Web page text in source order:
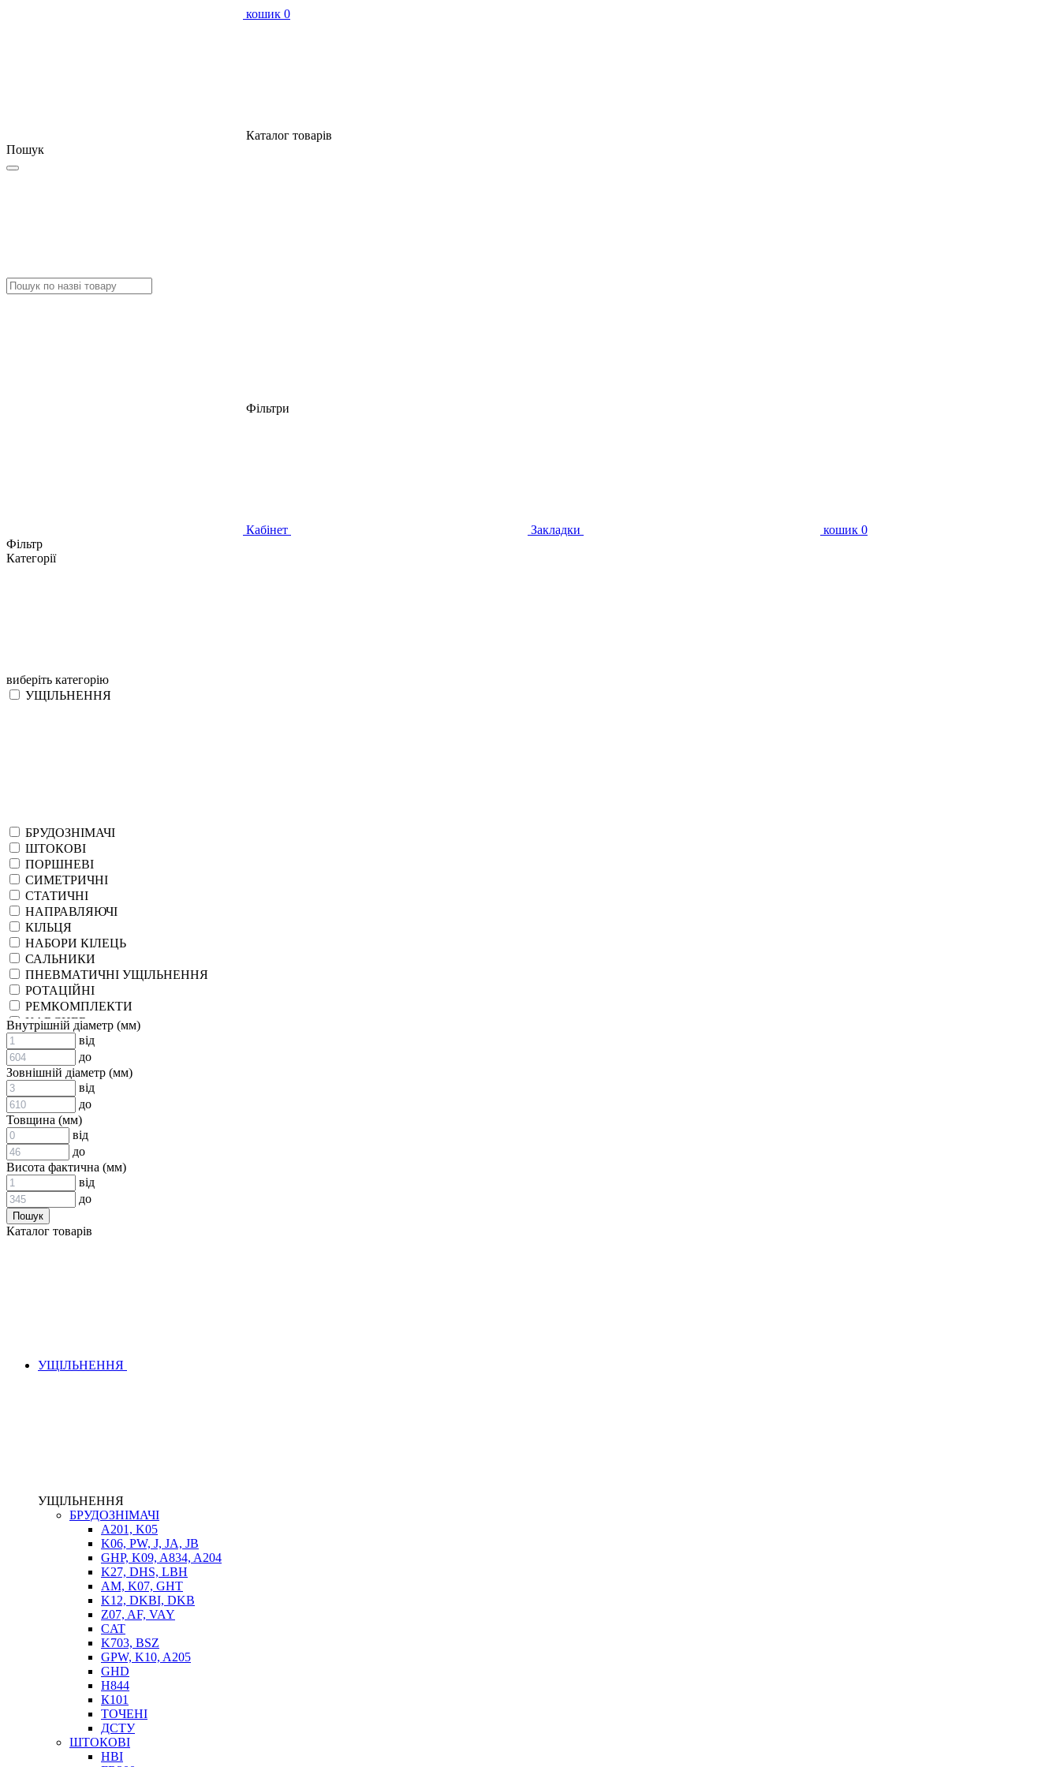
кошик 0
Каталог товарів
Пошук
Фільтри
Кабінет Закладки кошик 0
Фільтр
Категорії
виберіть категорію
УЩІЛЬНЕННЯ
БРУДОЗНІМАЧІ
ШТОКОВІ
ПОРШНЕВІ
СИМЕТРИЧНІ
СТАТИЧНІ
НАПРАВЛЯЮЧІ
КІЛЬЦЯ
НАБОРИ КІЛЕЦЬ
САЛЬНИКИ
ПНЕВМАТИЧНІ УЩІЛЬНЕННЯ
РОТАЦІЙНІ
РЕМКОМПЛЕКТИ
KARCHER
EPDM
СПЕЦІАЛЬНІ
ВСТАВКИ МУФТ (ЗІРОЧКИ)
ГІДРАВЛІКА
АДАПТЕРИ
КЛАПАНИ
НАСОСИ-ДОЗАТОРИ
ЛЕБІДКИ
ВТУЛКИ
Внутрішній діаметр (мм)
від
до
Зовнішній діаметр (мм)
від
до
Товщина (мм)
від
до
Висота фактична (мм)
від
до
Каталог товарів
УЩІЛЬНЕННЯ
УЩІЛЬНЕННЯ
БРУДОЗНІМАЧІ
A201, K05
K06, PW, J, JA, JB
GHP, K09, A834, A204
K27, DHS, LBH
AM, K07, GHT
K12, DKBI, DKB
Z07, AF, VAY
CAT
K703, BSZ
GPW, K10, A205
GHD
H844
К101
ТОЧЕНІ
ДСТУ
ШТОКОВІ
HBI